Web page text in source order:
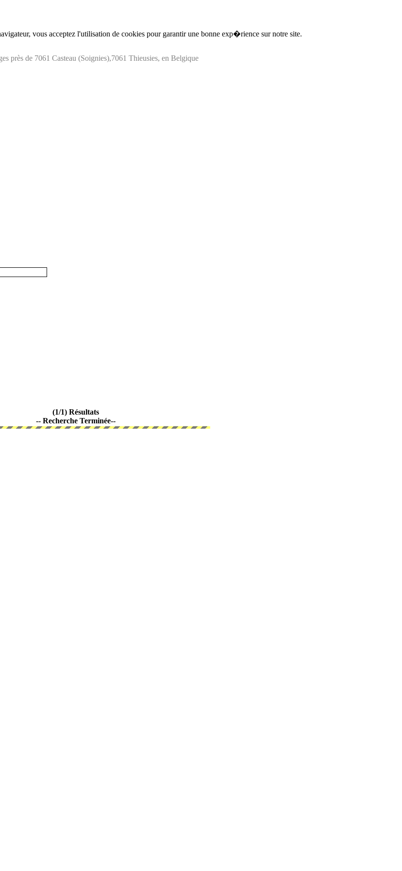
vous acceptez l'utilisation de cookies pour garantir une bonne exp�rience sur notre site.
près de 7061 Casteau (Soignies),7061 Thieusies, en Belgique
(1/1) Résultats
-- Recherche Terminée--